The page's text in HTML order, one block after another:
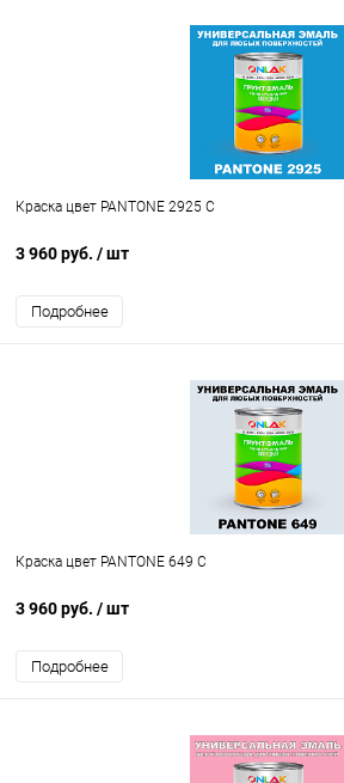
Краска цвет PANTONE 2925 C
3 960 руб. / шт
Подробнее
Краска цвет PANTONE 649 C
3 960 руб. / шт
Подробнее